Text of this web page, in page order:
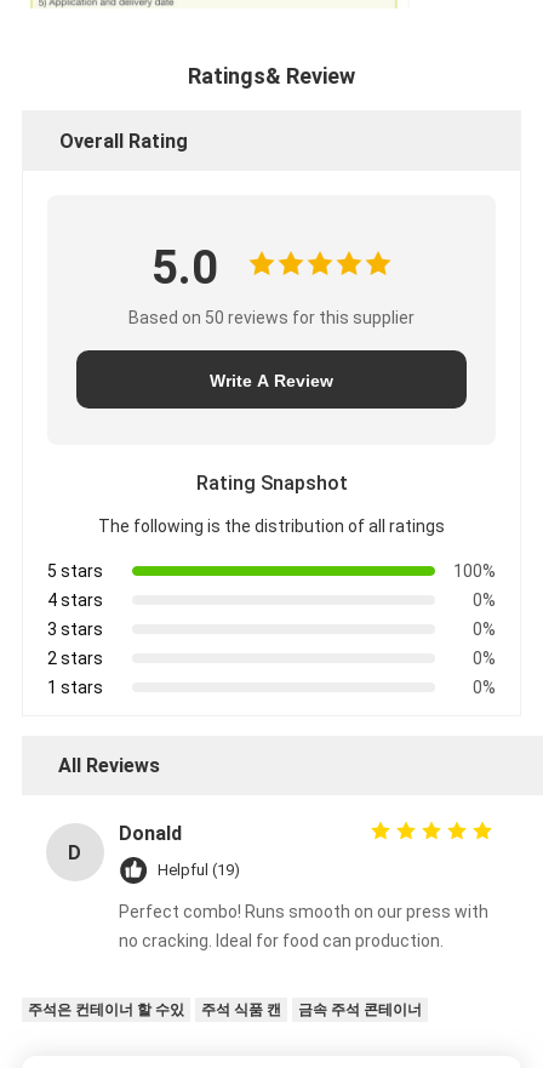
Ratings& Review
Overall Rating
5.0
Based on 50 reviews for this supplier
Write A Review
Rating Snapshot
The following is the distribution of all ratings
5 stars
100%
4 stars
0%
3 stars
0%
2 stars
0%
1 stars
0%
All Reviews
D
Donald
Helpful (19)
Perfect combo! Runs smooth on our press with
no cracking. Ideal for food can production.
주석은 컨테이너 할 수있 주석 식품 캔 금속 주석 콘테이너